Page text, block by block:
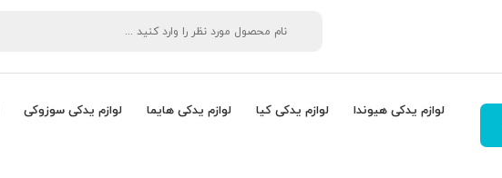
لوازم یدکی هیوندا لوازم یدکی کیا لوازم یدکی هایما لوازم یدکی سوزوکی